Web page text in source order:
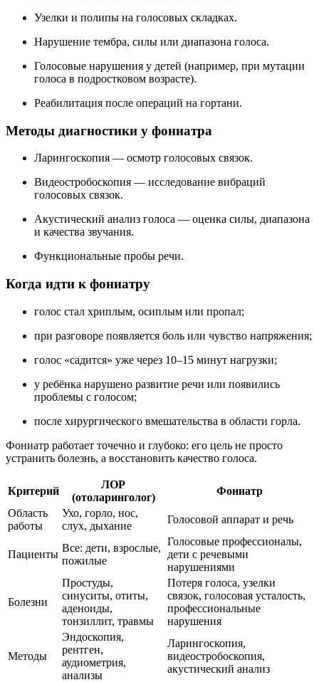
Узелки и полипы на голосовых складках.
Нарушение тембра, силы или диапазона голоса.
Голосовые нарушения у детей (например, при мутации
голоса в подростковом возрасте).
Реабилитация после операций на гортани.
Методы диагностики у фониатра
Ларингоскопия — осмотр голосовых связок.
Видеостробоскопия — исследование вибраций
голосовых связок.
Акустический анализ голоса — оценка силы, диапазона
и качества звучания.
Функциональные пробы речи.
Когда идти к фониатру
голос стал хриплым, осиплым или пропал;
при разговоре появляется боль или чувство напряжения;
голос «садится» уже через 10–15 минут нагрузки;
у ребёнка нарушено развитие речи или появились
проблемы с голосом;
после хирургического вмешательства в области горла.
Фониатр работает точечно и глубоко: его цель не просто
устранить болезнь, а восстановить качество голоса.
Критерий
ЛОР
(отоларинголог)
Фониатр
Область
работы
Ухо, горло, нос,
слух, дыхание
Голосовой аппарат и речь
Пациенты
Все: дети, взрослые,
пожилые
Голосовые профессионалы,
дети с речевыми
нарушениями
Болезни
Простуды,
синуситы, отиты,
аденоиды,
тонзиллит, травмы
Потеря голоса, узелки
связок, голосовая усталость,
профессиональные
нарушения
Методы
Эндоскопия,
рентген,
аудиометрия,
анализы
Ларингоскопия,
видеостробоскопия,
акустический анализ